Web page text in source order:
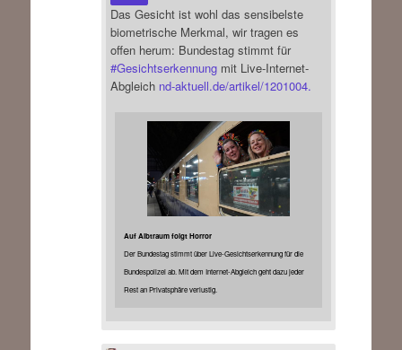
Das Gesicht ist wohl das sensibelste
biometrische Merkmal, wir tragen es
offen herum: Bundestag stimmt für
#Gesichtserkennungmit Live-Internet-
Abgleich nd-aktuell.de/artikel/1201004.
Auf Albtraum folgt Horror
Der Bundestag stimmt über Live-Gesichtserkennung für die
Bundespolizei ab. Mit dem Internet-Abgleich geht dazu jeder
Rest an Privatsphäre verlustig.